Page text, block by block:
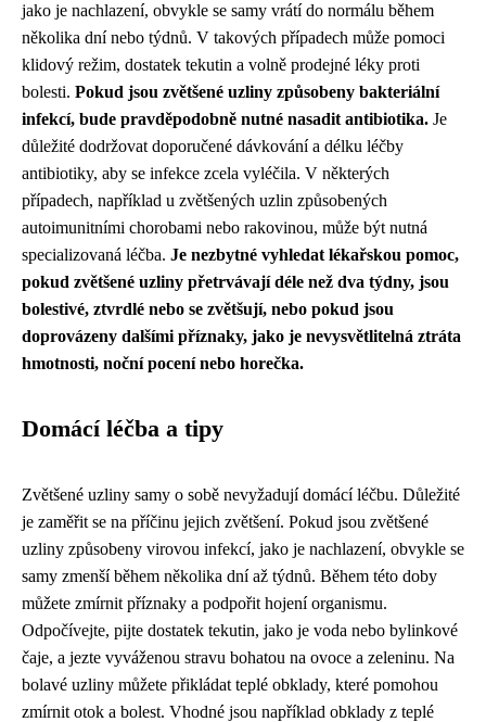
jako je nachlazení, obvykle se samy vrátí do normálu během
několika dní nebo týdnů. V takových případech může pomoci
klidový režim, dostatek tekutin a volně prodejné léky proti
bolesti. Pokud jsou zvětšené uzliny způsobeny bakteriální
infekcí, bude pravděpodobně nutné nasadit antibiotika. Je
důležité dodržovat doporučené dávkování a délku léčby
antibiotiky, aby se infekce zcela vyléčila. V některých
případech, například u zvětšených uzlin způsobených
autoimunitními chorobami nebo rakovinou, může být nutná
specializovaná léčba. Je nezbytné vyhledat lékařskou pomoc,
pokud zvětšené uzliny přetrvávají déle než dva týdny, jsou
bolestivé, ztvrdlé nebo se zvětšují, nebo pokud jsou
doprovázeny dalšími příznaky, jako je nevysvětlitelná ztráta
hmotnosti, noční pocení nebo horečka.
Domácí léčba a tipy
Zvětšené uzliny samy o sobě nevyžadují domácí léčbu. Důležité
je zaměřit se na příčinu jejich zvětšení. Pokud jsou zvětšené
uzliny způsobeny virovou infekcí, jako je nachlazení, obvykle se
samy zmenší během několika dní až týdnů. Během této doby
můžete zmírnit příznaky a podpořit hojení organismu.
Odpočívejte, pijte dostatek tekutin, jako je voda nebo bylinkové
čaje, a jezte vyváženou stravu bohatou na ovoce a zeleninu. Na
bolavé uzliny můžete přikládat teplé obklady, které pomohou
zmírnit otok a bolest. Vhodné jsou například obklady z teplé